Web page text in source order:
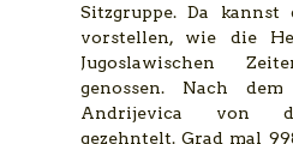
Sitzgruppe. Da
vorstellen, wie die
Jugoslawischen
genossen. Nach
Andrijevica von
gezehntelt. Grad mal